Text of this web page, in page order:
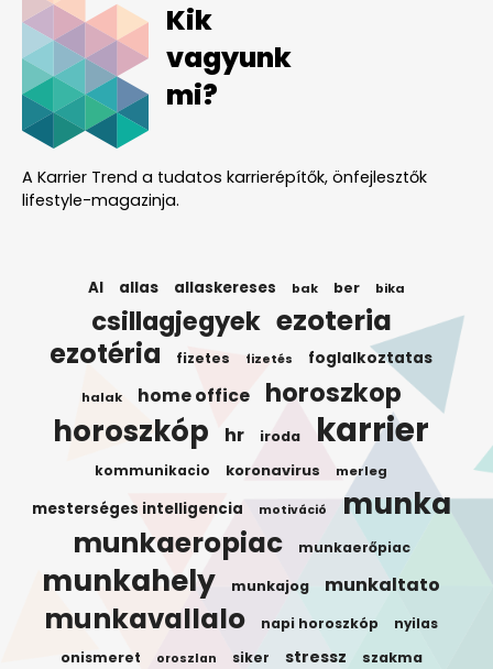
Kik
vagyunk
mi?
A Karrier Trend a tudatos karrierépítők, önfejlesztők
lifestyle-magazinja.
AI allas allaskereses bak ber bika
csillagjegyek ezoteria
ezotéria fizetes fizetés foglalkoztatas
halak home office horoszkop
horoszkóp hr iroda karrier
kommunikacio koronavirus merleg
mesterséges intelligencia motiváció munka
munkaeropiac munkaerőpiac
munkahely munkajog munkaltato
munkavallalo napi horoszkóp nyilas
onismeret oroszlan siker stressz szakma